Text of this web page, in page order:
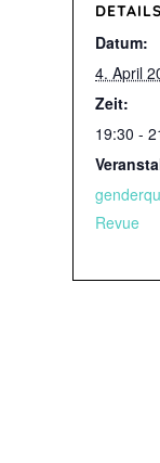
DETAILS
Datum:
4. April
Zeit:
19:30 -
Revue